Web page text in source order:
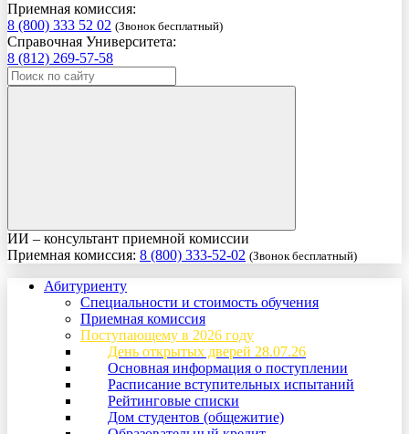
Приемная комиссия:
8 (800) 333 52 02 (Звонок бесплатный)
Справочная Университета:
8 (812) 269-57-58
ИИ – консультант приемной комиссии
Приемная комиссия: 8 (800) 333-52-02 (Звонок бесплатный)
Абитуриенту
Специальности и стоимость обучения
Приемная комиссия
Поступающему в 2026 году
День открытых дверей 28.07.26
Основная информация о поступлении
Расписание вступительных испытаний
Рейтинговые списки
Дом студентов (общежитие)